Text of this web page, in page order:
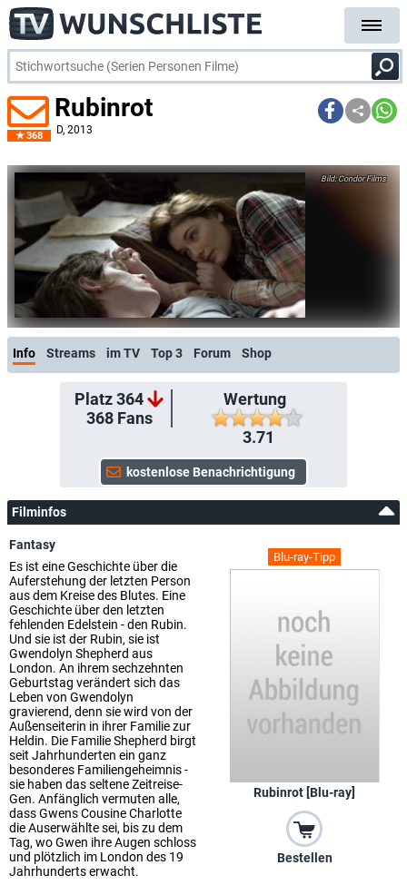
368
Rubinrot
D, 2013
Condor Films
Info Streams im TV Top 3 Forum Shop
Platz 364
368Fans
Wertung
3.71
Filminfos
Blu-ray-Tipp
Rubinrot [Blu-ray]
Bestellen
Fantasy
Es ist eine Geschichte über die
Auferstehung der letzten Person
aus dem Kreise des Blutes. Eine
Geschichte über den letzten
fehlenden Edelstein - den Rubin.
Und sie ist der Rubin, sie ist
Gwendolyn Shepherd aus
London. An ihrem sechzehnten
Geburtstag verändert sich das
Leben von Gwendolyn
gravierend, denn sie wird von der
Außenseiterin in ihrer Familie zur
Heldin. Die Familie Shepherd birgt
seit Jahrhunderten ein ganz
besonderes Familiengeheimnis -
sie haben das seltene Zeitreise-
Gen. Anfänglich vermuten alle,
dass Gwens Cousine Charlotte
die Auserwählte sei, bis zu dem
Tag, wo Gwen ihre Augen schloss
und plötzlich im London des 19
Jahrhunderts erwacht.